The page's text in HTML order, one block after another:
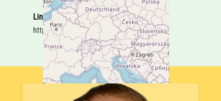
Link
http://12.16936993